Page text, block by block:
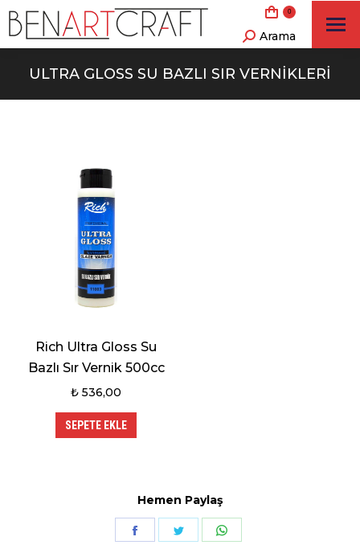
0
Search:
Arama
ULTRA GLOSS SU BAZLI SIR VERNIKLERI
Rich Ultra Gloss Su
Bazlı Sır Vernik 500cc
₺ 536,00
SEPETE EKLE
Hemen Paylaş
Share
Share